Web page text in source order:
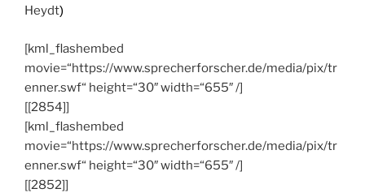
Heydt)
[kml_flashembed
movie=“https://www.sprecherforscher.de/media/pix/tr
enner.swf“ height=“30″ width=“655″ /]
[[2854]]
[kml_flashembed
movie=“https://www.sprecherforscher.de/media/pix/tr
enner.swf“ height=“30″ width=“655″ /]
[[2852]]